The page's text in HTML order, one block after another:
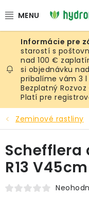
na
RASTLINY
UMELÉ RASTLINY
KVETINÁČE
SUBSTRÁTY A
SERVIS
starostí s
nad 100 €
si objednávku
pribalíme vám 3 l
Bezplatný
Platí pre
Zeminové rastliny
Schefflera
R13 V45cm